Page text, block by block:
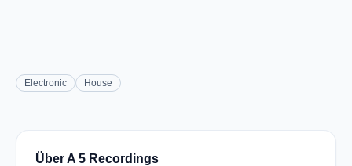
Electronic House
Über A 5 Recordings